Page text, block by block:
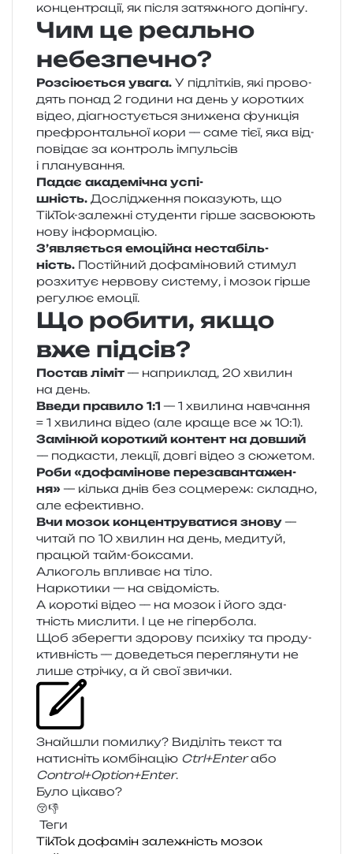
кон­цен­тра­ції, як після затя­жно­го допінгу.
Чим це реально
небезпечно?
Розсіюється увага. У під­лі­тків, які про­во­
дять понад 2 годи­ни на день у коро­тких
відео, діа­гно­сту­є­ться зни­же­на фун­кція
пре­фрон­таль­ної кори — саме тієї, яка від­
по­від­ає за кон­троль імпуль­сів
і планування.
Падає ака­де­мі­чна успі­
шність. Дослідження пока­зу­ють, що
TikTok-зале­жні сту­ден­ти гірше засво­ю­ють
нову інформацію.
З’являється емо­цій­на неста­біль­
ність. Постійний дофа­мі­но­вий сти­мул
роз­хи­тує нер­во­ву систе­му, і мозок гірше
регу­лює емоції.
Що робити, якщо
вже підсів?
Постав ліміт— напри­клад, 20 хви­лин
на день.
Введи пра­ви­ло 1:1 — 1 хви­ли­на навча­н­ня
= 1 хви­ли­на відео (але краще все ж 10:1).
Замінюй коро­ткий кон­тент на дов­ший
— под­ка­сти, лекції, довгі відео з сюжетом.
Роби «дофа­мі­но­ве пере­за­ван­та­же­н­
ня»— кіль­ка днів без соцме­реж: скла­дно,
але ефективно.
Вчи мозок кон­цен­тру­ва­ти­ся знову—
читай по 10 хви­лин на день, меди­туй,
пра­цюй тайм-боксами.
Алкоголь впли­ває на тіло.
Наркотики — на свідомість.
А коро­ткі відео — на мозок і його зда­
тність мисли­ти. І це не гіпербола.
Щоб збе­рег­ти здо­ро­ву пси­хі­ку та про­ду­
ктив­ність — дове­де­ться пере­гля­ну­ти не
лише стрі­чку, а й свої звички.
Знайшли помил­ку? Виділіть текст та
нати­сніть ком­бі­на­цію Ctrl+Enterабо
Control+Option+Enter.
Було цікаво?
😚👎
Теги
TikTok дофамін залежність мозок